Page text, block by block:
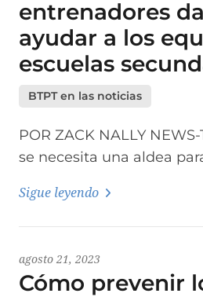
entrenadores
ayudar a los
escuelas
BTPT en las noticias
POR ZACK NALLY
se necesita una aldea
Sigue leyendo
agosto 21, 2023
Cómo prevenir